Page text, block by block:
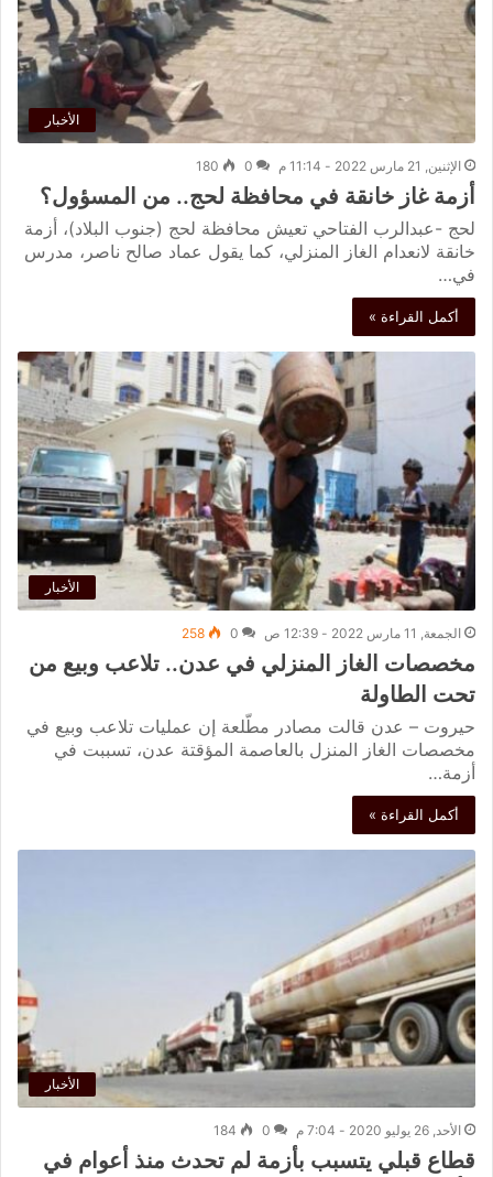
الأخبار
الإثنين, 21 مارس 2022 - 11:14 م 0
180
أزمة غاز خانقة في محافظة لحج.. من المسؤول؟
لحج -عبدالرب الفتاحي تعيش محافظة لحج (جنوب البلاد)، أزمة
خانقة لانعدام الغاز المنزلي، كما يقول عماد صالح ناصر، مدرس
في…
أكمل القراءة »
الأخبار
الجمعة, 11 مارس 2022 - 12:39 ص 0
258
مخصصات الغاز المنزلي في عدن.. تلاعب وبيع من
تحت الطاولة
حيروت – عدن قالت مصادر مطّلعة إن عمليات تلاعب وبيع في
مخصصات الغاز المنزل بالعاصمة المؤقتة عدن، تسببت في
أزمة…
أكمل القراءة »
الأخبار
الأحد, 26 يوليو 2020 - 7:04 م 0
184
قطاع قبلي يتسبب بأزمة لم تحدث منذ أعوام في